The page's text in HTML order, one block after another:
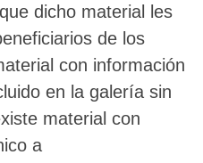
dicho material les
de los
con información
en la galería sin
material con
a